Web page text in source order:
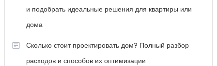
и подобрать идеальные решения для квартиры или
дома
Сколько стоит проектировать дом? Полный разбор
расходов и способов их оптимизации